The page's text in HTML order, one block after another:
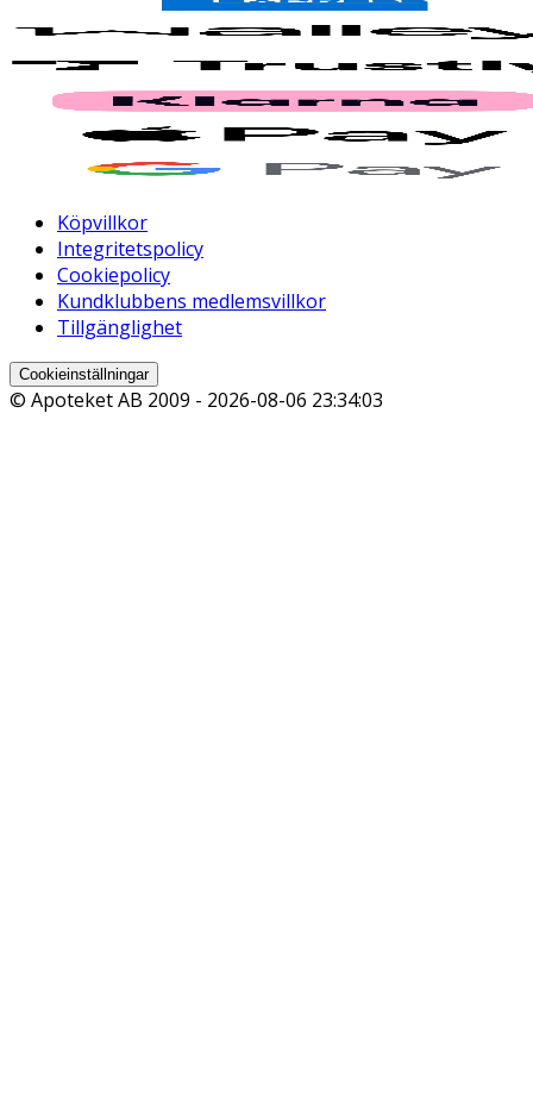
Köpvillkor
Integritetspolicy
Cookiepolicy
Kundklubbens medlemsvillkor
Tillgänglighet
Cookieinställningar
© Apoteket AB 2009 - 2026-08-06 23:34:03